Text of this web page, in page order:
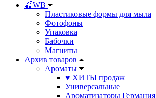
🍒WB
Пластиковые формы для мыла
Фотофоны
Упаковка
Бабочки
Магниты
Архив товаров
Ароматы
♥ ХИТЫ продаж
Универсальные
Ароматизаторы Германия